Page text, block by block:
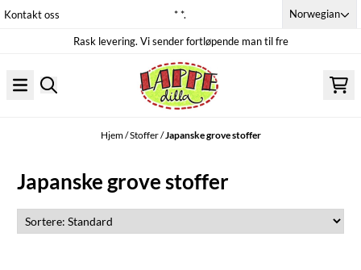
Hopp til innhold
Kontakt oss * *. Norwegian
Rask levering. Vi sender fortløpende man til fre
Hjem/Stoffer/Japanske grove stoffer
Japanske grove stoffer